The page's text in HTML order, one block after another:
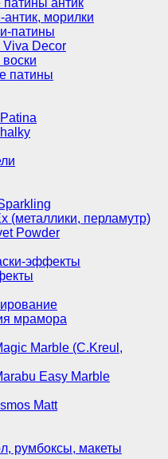
антик
морилки
патины
Viva Decor
патины
(металлики, перламутр)
Powder
эффекты
мрамора
Marble (C.Kreul,
Easy Marble
Matt
румбоксы, макеты